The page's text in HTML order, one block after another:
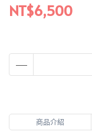
NT$6,500
商品介紹